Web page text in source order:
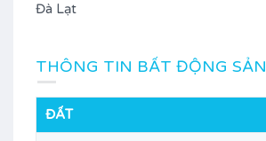
Đà Lạt
THÔNG TIN BẤT ĐỘNG SẢN
ĐẤT